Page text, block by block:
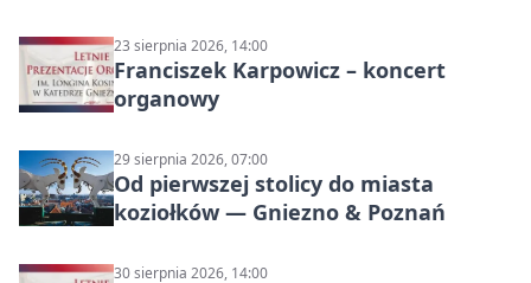
23 sierpnia 2026, 14:00
Franciszek Karpowicz – koncert
organowy
29 sierpnia 2026, 07:00
Od pierwszej stolicy do miasta
koziołków — Gniezno & Poznań
30 sierpnia 2026, 14:00